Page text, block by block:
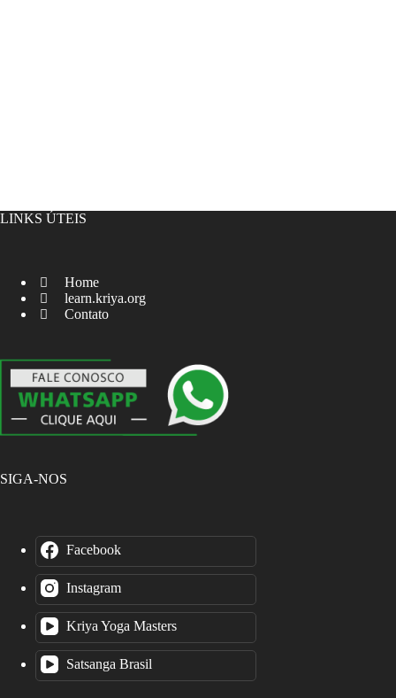
LINKS ÚTEIS
Home
learn.kriya.org
Contato
SIGA-NOS
Facebook
Instagram
Kriya Yoga Masters
Satsanga Brasil